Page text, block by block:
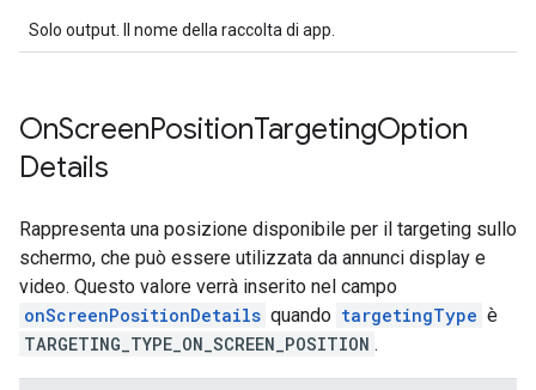
Solo output. Il nome della raccolta di app.
OnScreenPositionTargetingOption
Details
Rappresenta una posizione disponibile per il targeting sullo
schermo, che può essere utilizzata da annunci display e
video. Questo valore verrà inserito nel campo
onScreenPositionDetails quando targetingType è
TARGETING_TYPE_ON_SCREEN_POSITION .